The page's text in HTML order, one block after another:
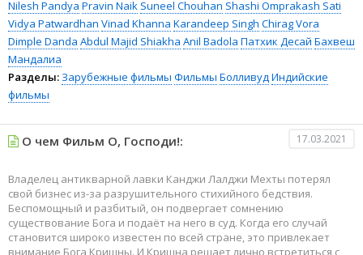
Nilesh Pandya Pravin Naik Suneel Chouhan Shashi Omprakash Sati
Vidya Patwardhan Vinad Khanna Karandeep Singh Chirag Vora
Dimple Danda Abdul Majid Shiakha Anil Badola Патхик Десай Бахвеш
Мандалиа
Разделы: Зарубежные фильмы Фильмы БолливудИндийские
фильмы
О чем Фильм О, Господи!: 17.03.2021
Владелец антикварной лавки Канджи Лалджи Мехты потерял
свой бизнес из-за разрушительного стихийного бедствия.
Беспомощный и разбитый, он подвергает сомнению
существование Бога и подаёт на него в суд. Когда его случай
становится широко известен по всей стране, это привлекает
внимание Бога Кришны. И Кришна решает лично встретиться с